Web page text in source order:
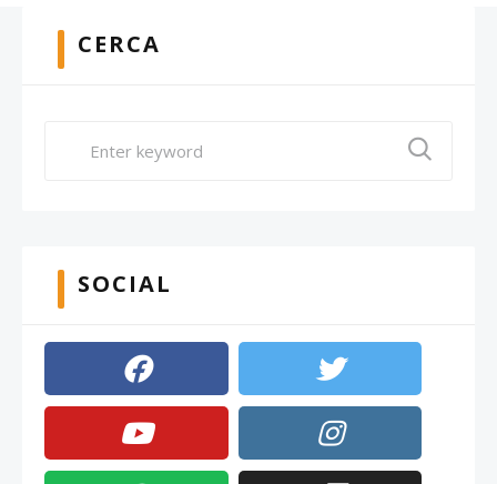
CERCA
SOCIAL